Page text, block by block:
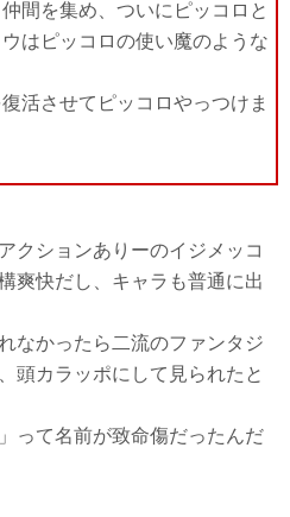
間を集め、ついにピッコロと
はピッコロの使い魔のような
活させてピッコロやっつけま
クションありーのイジメッコ
爽快だし、キャラも普通に出
なかったら二流のファンタジ
頭カラッポにして見られたと
って名前が致命傷だった んだ